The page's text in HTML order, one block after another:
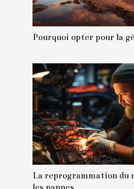
Pourquoi opter pour la
La reprogrammation du